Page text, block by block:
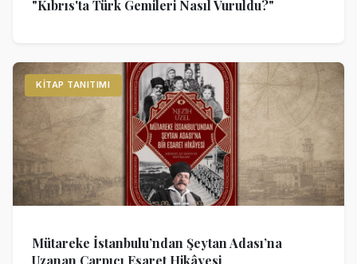
"Kıbrıs'ta Türk Gemileri Nasıl Vuruldu?"
KITAP TANITIMI
Mütareke İstanbulu’ndan Şeytan Adası’na
Uzanan Çarpıcı Esaret Hikâyesi